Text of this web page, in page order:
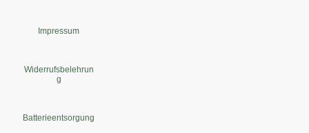
Impressum
Widerrufsbelehrun
g
Batterieentsorgung